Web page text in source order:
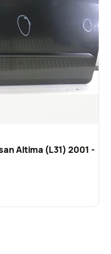
Altima (L31) 2001 -